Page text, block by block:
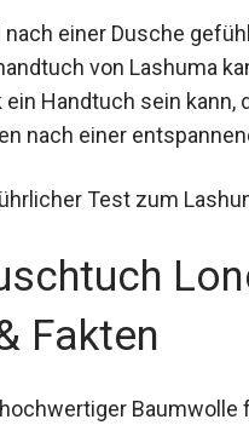
einer Dusche
von Lashuma
ein Handtuch sein
nach einer
Test zum
Fakten
Baumwolle